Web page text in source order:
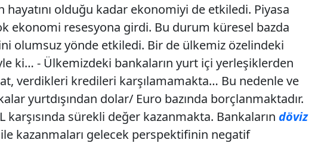
hayatını olduğu kadar ekonomiyi de etkiledi. Piyasa
ekonomi resesyona girdi. Bu durum küresel bazda
olumsuz yönde etkiledi. Bir de ülkemiz özelindeki
ki… - Ülkemizdeki bankaların yurt içi yerleşiklerden
verdikleri kredileri karşılamamakta… Bu nedenle ve
yurtdışından dolar/ Euro bazında borçlanmaktadır.
karşısında sürekli değer kazanmakta. Bankaların döviz
kazanmaları gelecek perspektifinin negatif